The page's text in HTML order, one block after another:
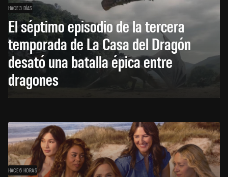
HACE 3 DÍAS
El séptimo episodio de la tercera
temporada de La Casa del Dragón
desató una batalla épica entre
dragones
HACE 6 HORAS